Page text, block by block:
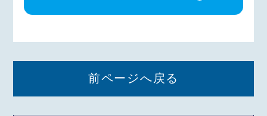
前ページへ戻る